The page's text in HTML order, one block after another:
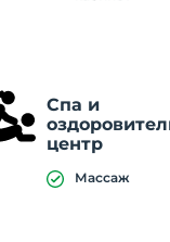
Спа и
центр
Массаж